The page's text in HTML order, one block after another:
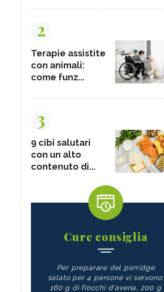
2
Terapie assistite
con animali:
come funz...
3
9 cibi salutari
con un alto
contenuto di...
Cure consiglia
Per preparare del porridge
salato per 4 persone vi servono:
160 g di fiocchi d'avena, 200 g